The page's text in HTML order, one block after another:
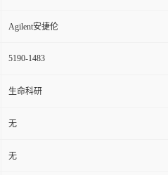
Agilent安捷伦
5190-1483
生命科研
无
无